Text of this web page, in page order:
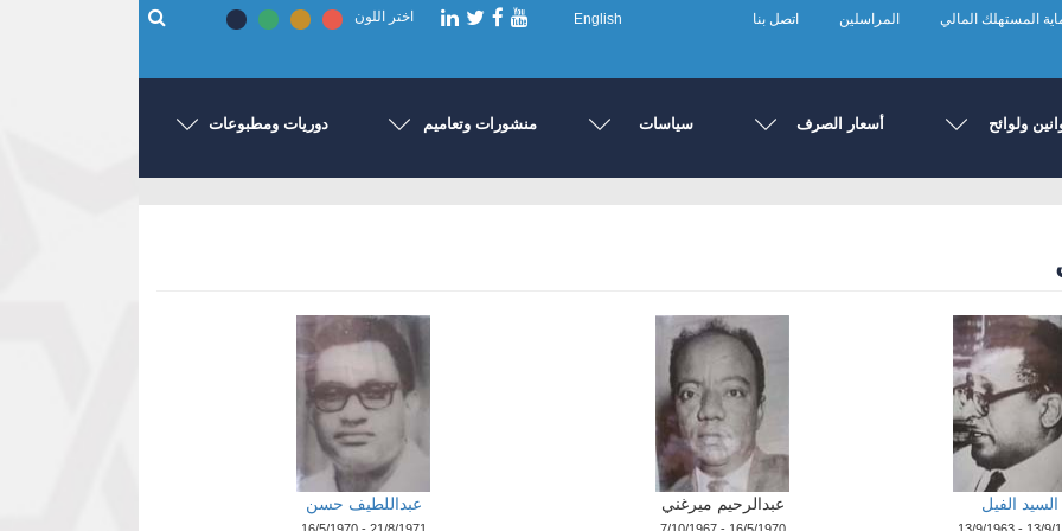
المستهلك المالي المراسلين اتصل بنا English اختر اللون
ولوائح أسعار الصرف سياسات منشورات وتعاميم دوريات ومطبوعات
عبداللطيف حسن عبدالرحيم ميرغني السيد الفيل